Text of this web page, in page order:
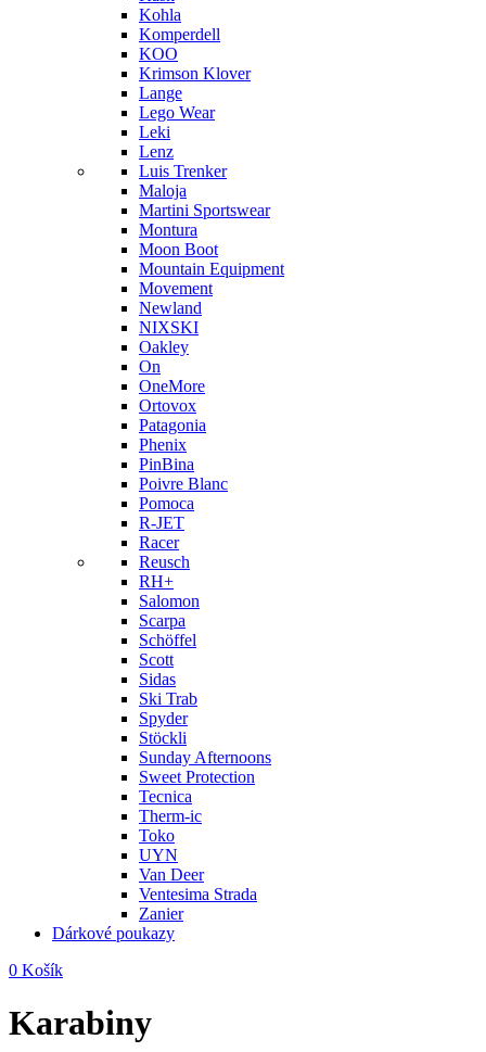
Kohla
Komperdell
KOO
Krimson Klover
Lange
Lego Wear
Leki
Lenz
Luis Trenker
Maloja
Martini Sportswear
Montura
Moon Boot
Mountain Equipment
Movement
Newland
NIXSKI
Oakley
On
OneMore
Ortovox
Patagonia
Phenix
PinBina
Poivre Blanc
Pomoca
R-JET
Racer
Reusch
RH+
Salomon
Scarpa
Schöffel
Scott
Sidas
Ski Trab
Spyder
Stöckli
Sunday Afternoons
Sweet Protection
Tecnica
Therm-ic
Toko
UYN
Van Deer
Ventesima Strada
Zanier
Dárkové poukazy
0 Košík
Karabiny